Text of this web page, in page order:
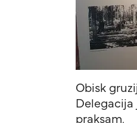
Obisk
praksam.